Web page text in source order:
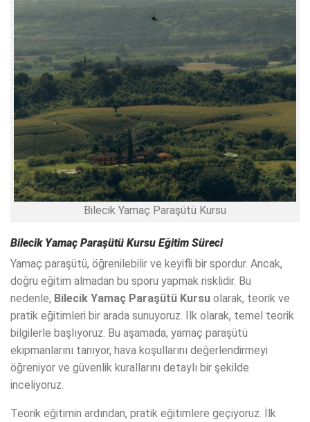
Bilecik Yamaç Paraşütü Kursu
Bilecik Yamaç Paraşütü Kursu Eğitim Süreci
Yamaç paraşütü, öğrenilebilir ve keyifli bir spordur. Ancak,
doğru eğitim almadan bu sporu yapmak risklidir. Bu
nedenle, Bilecik Yamaç Paraşütü Kursu olarak, teorik ve
pratik eğitimleri bir arada sunuyoruz. İlk olarak, temel teorik
bilgilerle başlıyoruz. Bu aşamada, yamaç paraşütü
ekipmanlarını tanıyor, hava koşullarını değerlendirmeyi
öğreniyor ve güvenlik kurallarını detaylı bir şekilde
inceliyoruz.
Teorik eğitimin ardından, pratik eğitimlere geçiyoruz. İlk